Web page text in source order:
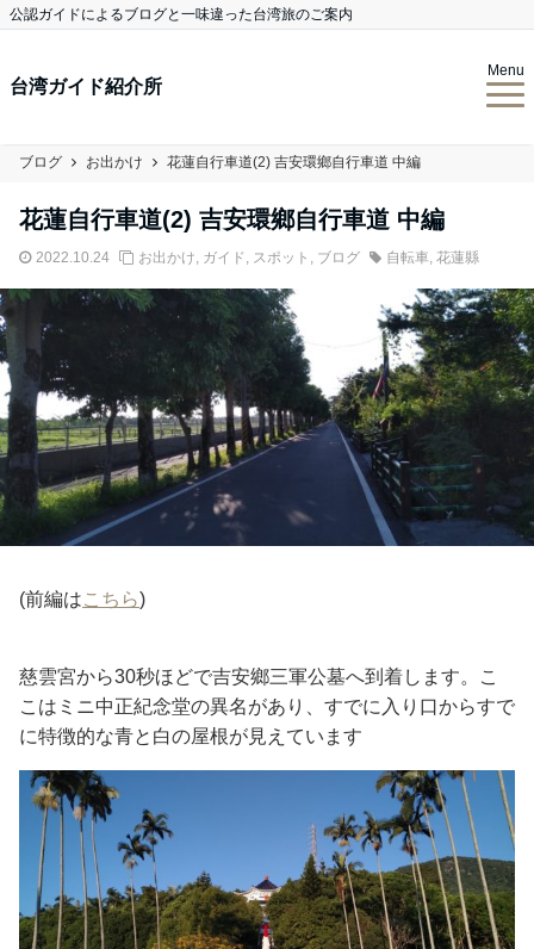
公認ガイドによるブログと一味違った台湾旅のご案内
台湾ガイド紹介所
Menu
ブログ お出かけ 花蓮自行車道(2) 吉安環鄉自行車道 中編
花蓮自行車道(2) 吉安環鄉自行車道 中編
2022.10.24 お出かけ, ガイド , スポット , ブログ 自転車, 花蓮縣
(前編はこちら)
慈雲宮から30秒ほどで吉安鄉三軍公墓へ到着します。こ
こはミニ中正紀念堂の異名があり、すでに入り口からすで
に特徴的な青と白の屋根が見えています